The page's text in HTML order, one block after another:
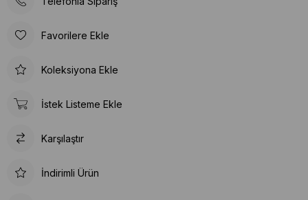
Favorilere Ekle
Koleksiyona Ekle
İstek Listeme Ekle
Karşılaştır
İndirimli Ürün